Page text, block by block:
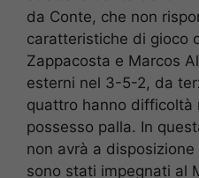
da Conte, che non
caratteristiche di gioco
Zappacosta e Marcos
esterni nel 3-5-2, da
quattro hanno difficoltà
possesso palla. In
non avrà a
sono stati impegnati al